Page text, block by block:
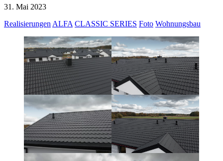
31. Mai 2023
Realisierungen ALFA CLASSIC SERIES Foto Wohnungsbau